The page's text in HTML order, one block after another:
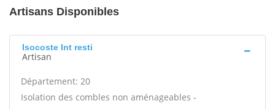
Artisans Disponibles
Isocoste Int resti
Artisan
Département: 20
Isolation des combles non aménageables -